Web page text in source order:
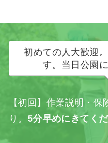
初めての人大歓迎
す。当日公園
【初回】作業説明・
り。 5分早めにきてく